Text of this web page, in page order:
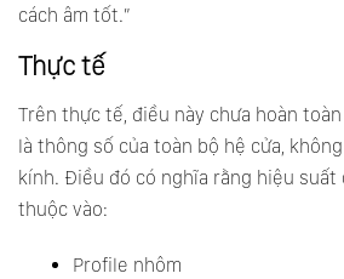
cách âm tốt.”
Thực tế
Trên thực tế, điều này chưa hoàn
là thông số của toàn bộ hệ cửa,
kính. Điều đó có nghĩa rằng hiệu suất
thuộc vào:
Profile nhôm